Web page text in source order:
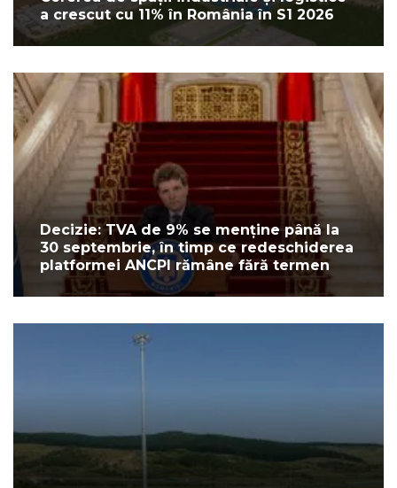
a crescut cu 11% în România în S1 2026
Decizie: TVA de 9% se menține până la
30 septembrie, în timp ce redeschiderea
platformei ANCPI rămâne fără termen